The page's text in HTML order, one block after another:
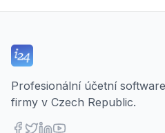
Profesionální účetní
firmy v Czech Republic.